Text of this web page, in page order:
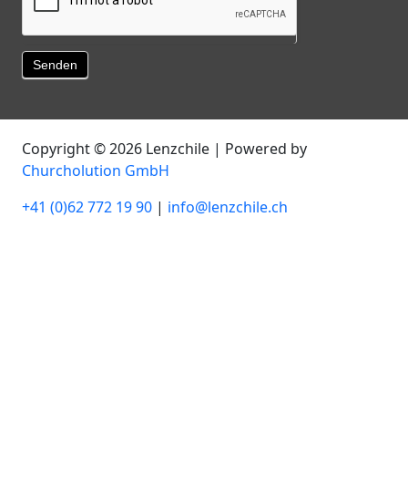
Senden
Copyright © 2026 Lenzchile | Powered by
Churcholution GmbH
+41 (0)62 772 19 90 | info@lenzchile.ch